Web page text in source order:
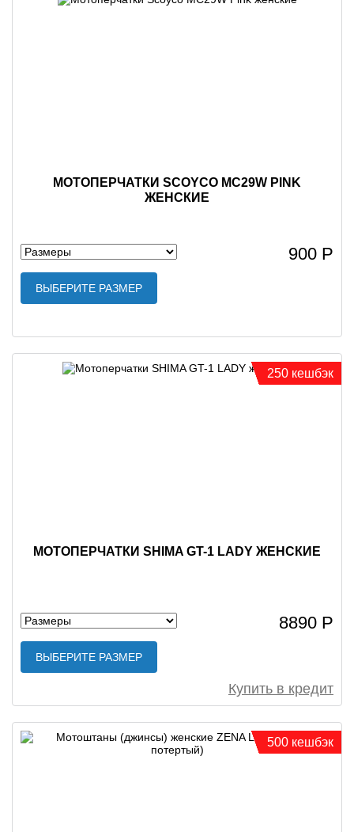
МОТОПЕРЧАТКИ SCOYCO MC29W PINK
ЖЕНСКИЕ
900 Р
ВЫБЕРИТЕ РАЗМЕР
МОТОПЕРЧАТКИ SHIMA GT-1 LADY ЖЕНСКИЕ
8890 Р
ВЫБЕРИТЕ РАЗМЕР
Купить в кредит
250 кешбэк
500 кешбэк